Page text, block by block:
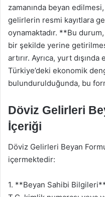
zamanında beyan
gelirlerin resmi kayıtlara
oynamaktadır. **Bu
bir şekilde yerine
artırır. Ayrıca, yurt
Türkiye’deki ekonomik
bulundurulduğunda, bu
Döviz Gelirleri
İçeriği
Döviz Gelirleri Beyan
içermektedir:
1. **Beyan Sahibi